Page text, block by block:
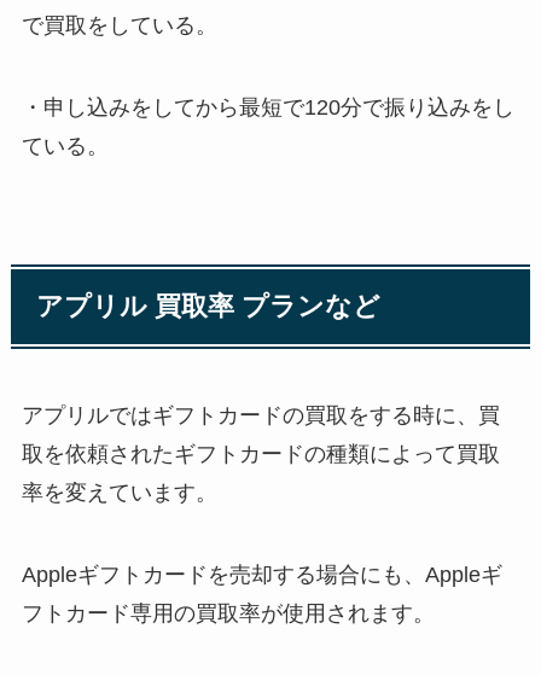
で買取をしている。
・申し込みをしてから最短で120分で振り込みをし
ている。
アプリル 買取率 プランなど
アプリルではギフトカードの買取をする時に、買
取を依頼されたギフトカードの種類によって買取
率を変えています。
Appleギフトカードを売却する場合にも、Appleギ
フトカード専用の買取率が使用されます。